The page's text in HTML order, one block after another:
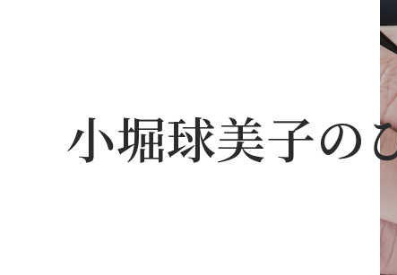
相談関連書式
小堀球美子の